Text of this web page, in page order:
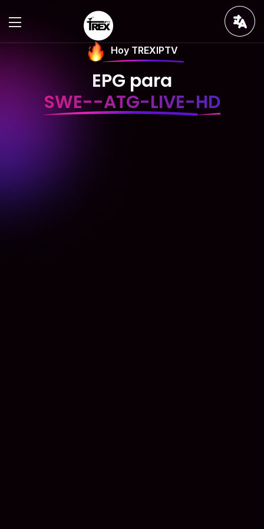
Hoy TREXIPTV
EPG para
SWE--ATG-LIVE-HD